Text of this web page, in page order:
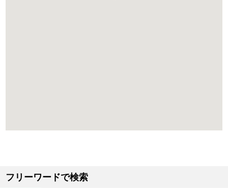
フリーワードで検索